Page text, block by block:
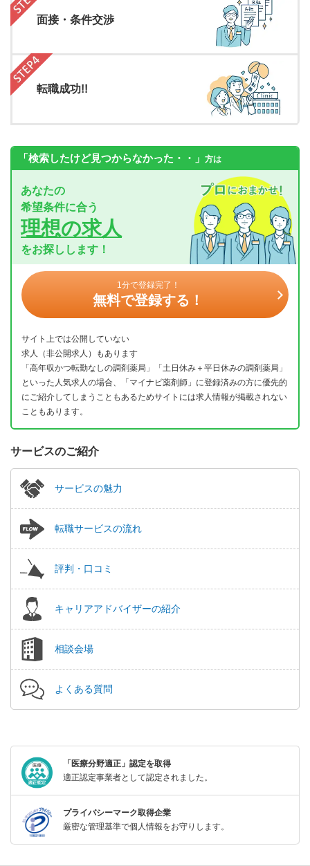
面接・条件交渉
転職成功!!
「検索したけど見つからなかった・・」 方は
あなたの
希望条件に合う
理想の求人
をお探しします！
1分で登録完了！
無料で登録する！
サイト上では公開していない
求人（非公開求人）もあります
「高年収かつ転勤なしの調剤薬局」「土日休み＋平日休みの調剤薬局」
といった人気求人の場合、「マイナビ薬剤師」に登録済みの方に優先的
にご紹介してしまうこともあるためサイトには求人情報が掲載されない
こともあります。
サービスのご紹介
サービスの魅力
転職サービスの流れ
評判・口コミ
キャリアアドバイザーの紹介
相談会場
よくある質問
「医療分野適正」認定を取得
適正認定事業者として認定されました。
プライバシーマーク取得企業
厳密な管理基準で個人情報をお守りします。